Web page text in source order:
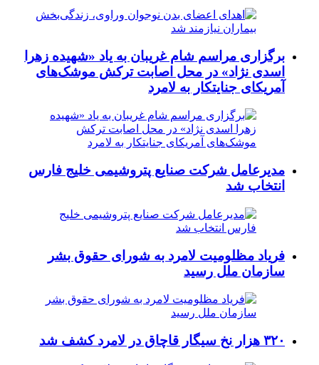
برگزاری مراسم شام غریبان به یاد «شهیده زهرا
اسدی نژاد» در محل اصابت ترکش موشک‌های
آمریکای جنایتکار به لامرد
مدیرعامل شرکت صنایع پتروشیمی خلیج فارس
انتخاب شد
فریاد مظلومیت لامرد به شورای حقوق بشر
سازمان ملل رسید
۳۲۰ هزار نخ سیگار قاچاق در لامرد کشف شد